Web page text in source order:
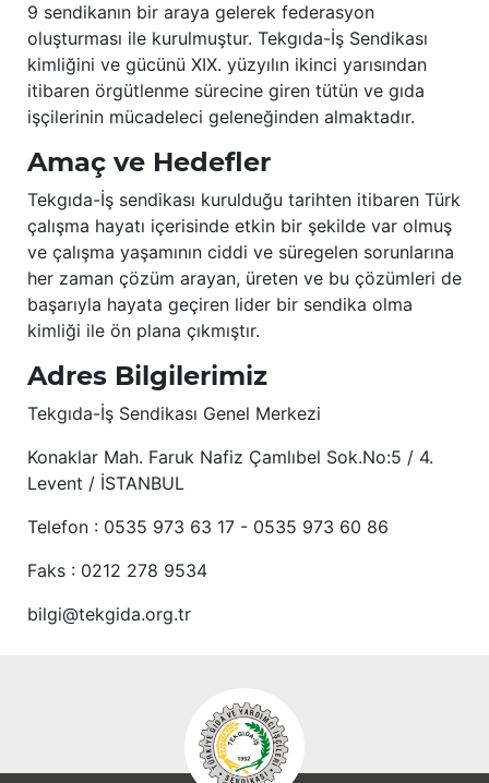
9 sendikanın bir araya gelerek federasyon
oluşturması ile kurulmuştur. Tekgıda-İş Sendikası
kimliğini ve gücünü XIX. yüzyılın ikinci yarısından
itibaren örgütlenme sürecine giren tütün ve gıda
işçilerinin mücadeleci geleneğinden almaktadır.
Amaç ve Hedefler
Tekgıda-İş sendikası kurulduğu tarihten itibaren Türk
çalışma hayatı içerisinde etkin bir şekilde var olmuş
ve çalışma yaşamının ciddi ve süregelen sorunlarına
her zaman çözüm arayan, üreten ve bu çözümleri de
başarıyla hayata geçiren lider bir sendika olma
kimliği ile ön plana çıkmıştır.
Adres Bilgilerimiz
Tekgıda-İş Sendikası Genel Merkezi
Konaklar Mah. Faruk Nafiz Çamlıbel Sok.No:5 / 4.
Levent / İSTANBUL
Telefon : 0535 973 63 17 - 0535 973 60 86
Faks : 0212 278 9534
bilgi@tekgida.org.tr